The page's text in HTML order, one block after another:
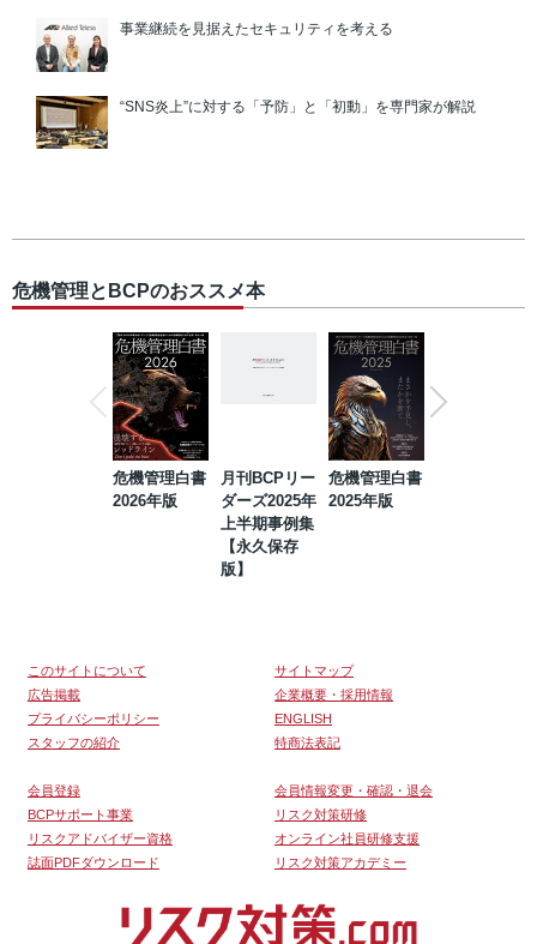
事業継続を見据えたセキュリティを考える
“SNS炎上”に対する「予防」と「初動」を専門家が解説
危機管理とBCPのおススメ本
危機管理白書
2026年版
月刊BCPリー
ダーズ2025年
上半期事例集
【永久保存
版】
危機管理白書
2025年版
このサイトについて
サイトマップ
広告掲載
企業概要・採用情報
プライバシーポリシー
ENGLISH
スタッフの紹介
特商法表記
会員登録
会員情報変更・確認・退会
BCPサポート事業
リスク対策研修
リスクアドバイザー資格
オンライン社員研修支援
誌面PDFダウンロード
リスク対策アカデミー